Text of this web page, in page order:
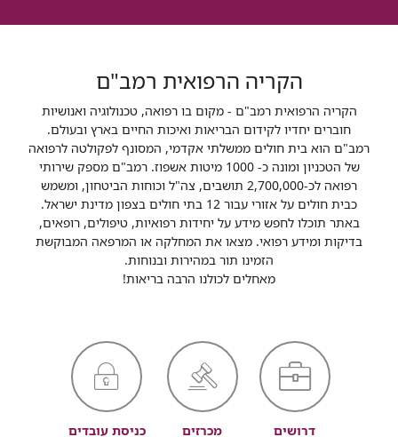
הקריה הרפואית רמב"ם
הקריה הרפואית רמב"ם - מקום בו רפואה, טכנולוגיה ואנושיות
חוברים יחדיו לקידום הבריאות ואיכות החיים בארץ ובעולם.
רמב"ם הוא בית חולים ממשלתי אקדמי, המסונף לפקולטה לרפואה
של הטכניון ומונה כ- 1000 מיטות אשפוז. רמב"ם מספק שירותי
רפואה לכ-2,700,000 תושבים, צה"ל וכוחות הביטחון, ומשמש
כבית חולים על אזורי עבור 12 בתי חולים בצפון מדינת ישראל.
באתר תוכלו לחפש מידע על יחידות רפואיות, טיפולים, רופאים,
בדיקות ומידע רפואי. מצאו את המחלקה או המרפאה המבוקשת
הזמינו תור במהירות ובנוחות.
מאחלים לכולנו הרבה בריאות!
דרושים מכרזים כניסת עובדים